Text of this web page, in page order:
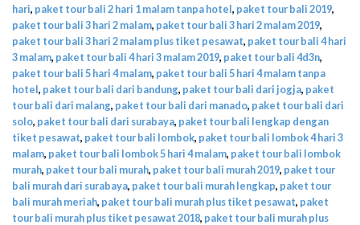
hari, paket tour bali 2 hari 1 malam tanpa hotel, paket tour bali 2019,
paket tour bali 3 hari 2 malam, paket tour bali 3 hari 2 malam 2019,
paket tour bali 3 hari 2 malam plus tiket pesawat, paket tour bali 4 hari
3 malam, paket tour bali 4 hari 3 malam 2019, paket tour bali 4d3n,
paket tour bali 5 hari 4 malam, paket tour bali 5 hari 4 malam tanpa
hotel, paket tour bali dari bandung, paket tour bali dari jogja, paket
tour bali dari malang, paket tour bali dari manado, paket tour bali dari
solo, paket tour bali dari surabaya, paket tour bali lengkap dengan
tiket pesawat, paket tour bali lombok, paket tour bali lombok 4 hari 3
malam, paket tour bali lombok 5 hari 4 malam, paket tour bali lombok
murah, paket tour bali murah, paket tour bali murah 2019, paket tour
bali murah dari surabaya, paket tour bali murah lengkap, paket tour
bali murah meriah, paket tour bali murah plus tiket pesawat, paket
tour bali murah plus tiket pesawat 2018, paket tour bali murah plus